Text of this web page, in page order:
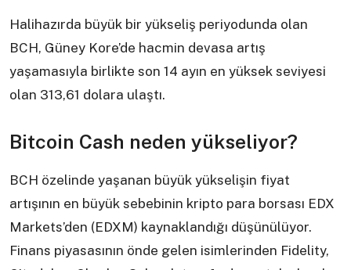
Halihazırda büyük bir yükseliş periyodunda olan
BCH, Güney Kore’de hacmin devasa artış
yaşamasıyla birlikte son 14 ayın en yüksek seviyesi
olan 313,61 dolara ulaştı.
Bitcoin Cash neden yükseliyor?
BCH özelinde yaşanan büyük yükselişin fiyat
artışının en büyük sebebinin kripto para borsası EDX
Markets’den (EDXM) kaynaklandığı düşünülüyor.
Finans piyasasının önde gelen isimlerinden Fidelity,